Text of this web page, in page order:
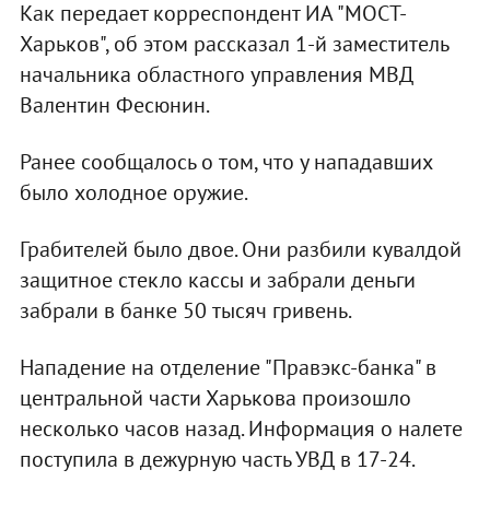
Как передает корреспондент ИА "МОСТ-
Харьков", об этом рассказал 1-й заместитель
начальника областного управления МВД
Валентин Фесюнин.
Ранее сообщалось о том, что у нападавших
было холодное оружие.
Грабителей было двое. Они разбили кувалдой
защитное стекло кассы и забрали деньги
забрали в банке 50 тысяч гривень.
Нападение на отделение "Правэкс-банка" в
центральной части Харькова произошло
несколько часов назад. Информация о налете
поступила в дежурную часть УВД в 17-24.